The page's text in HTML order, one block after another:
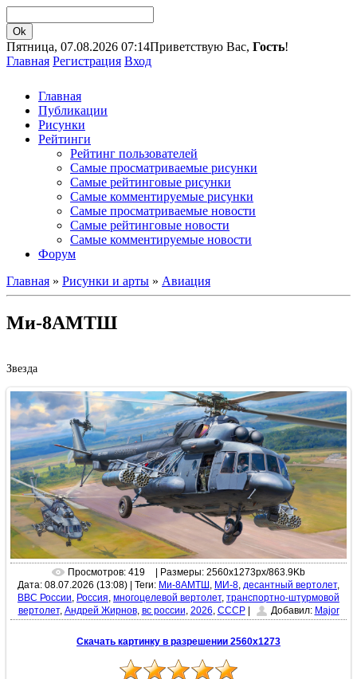
Пятница, 07.08.2026 07:14Приветствую Вас, Гость!
Главная Регистрация Вход
Главная
Публикации
Рисунки
Рейтинги
Рейтинг пользователей
Самые просматриваемые рисунки
Самые рейтинговые рисунки
Самые комментируемые рисунки
Самые просматриваемые новости
Самые рейтинговые новости
Самые комментируемые новости
Форум
Главная » Рисунки и арты » Авиация
Ми-8АМТШ
Звезда
Просмотров: 419
| Размеры: 2560x1273px/863.9Kb
Дата: 08.07.2026 (13:08) | Теги: Ми-8АМТШ МИ-8 десантный вертолет,
ВВС России Россия многоцелевой вертолет, транспортно-штурмовой
вертолет, Андрей Жирнов, вс россии 2026 СССР| Добавил: Major
Скачать картинку в разрешении 2560x1273